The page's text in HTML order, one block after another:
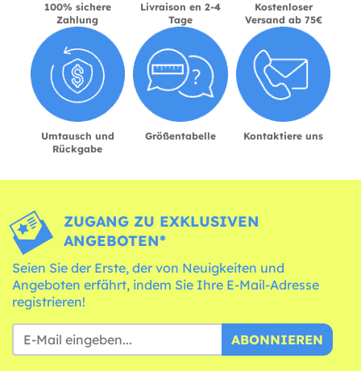
100% sichere
Zahlung
Livraison en 2-4
Tage
Kostenloser
Versand ab 75€
Umtausch und
Rückgabe
Größentabelle Kontaktiere uns
ZUGANG ZU EXKLUSIVEN
ANGEBOTEN*
Seien Sie der Erste, der von Neuigkeiten und
Angeboten erfährt, indem Sie Ihre E-Mail-Adresse
registrieren!
ABONNIEREN